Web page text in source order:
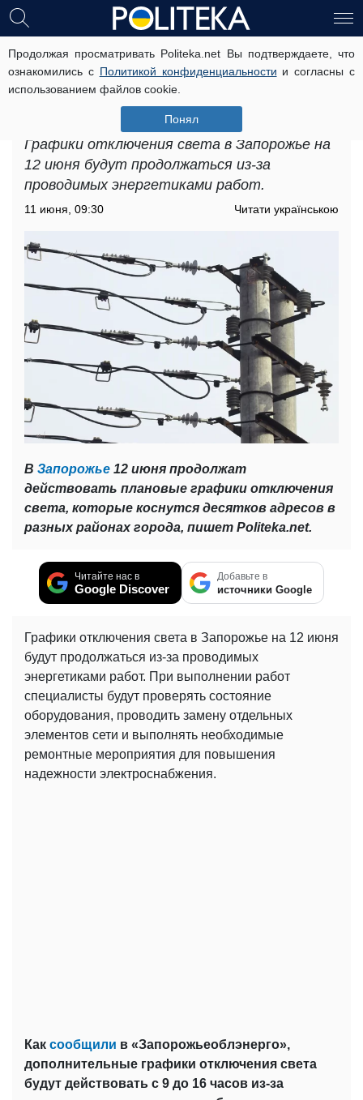
Продолжая просматривать Politeka.net Вы подтверждаете, что
ознакомились с Политикой конфиденциальности и согласны с
использованием файлов cookie.
Понял
Графики отключения света в
Запорожье на 12 июня: стоит
подготовиться к длительному
отсутствию электричества
Графики отключения света в Запорожье на
12 июня будут продолжаться из-за
проводимых энергетиками работ.
11 июня, 09:30 Читати українською
В Запорожье 12 июня продолжат
действовать плановые графики отключения
света, которые коснутся десятков адресов в
разных районах города, пишет Politeka.net.
Читайте нас в
Google Discover
Добавьте в
источники Google
Графики отключения света в Запорожье на 12 июня
будут продолжаться из-за проводимых
энергетиками работ. При выполнении работ
специалисты будут проверять состояние
оборудования, проводить замену отдельных
элементов сети и выполнять необходимые
ремонтные мероприятия для повышения
надежности электроснабжения.
Как сообщили в «Запорожьеоблэнерго»,
дополнительные графики отключения света
будут действовать с 9 до 16 часов из-за